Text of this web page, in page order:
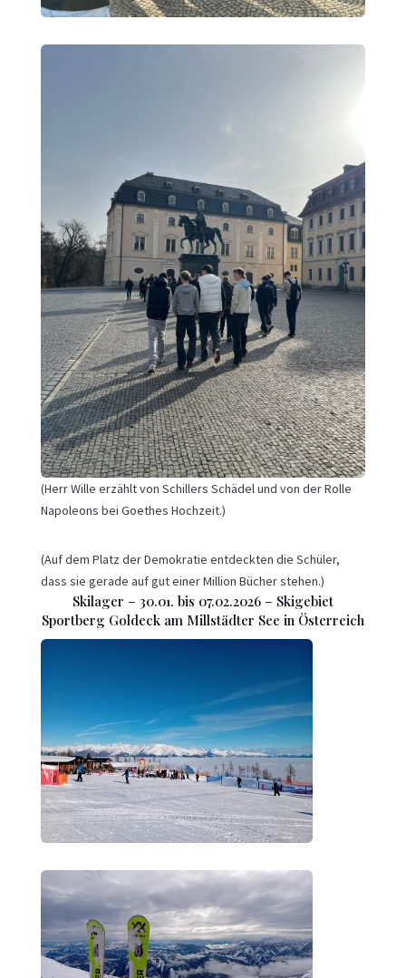
(Herr Wille erzählt von Schillers Schädel und von der Rolle
Napoleons bei Goethes Hochzeit.)
(Auf dem Platz der Demokratie entdeckten die Schüler,
dass sie gerade auf gut einer Million Bücher stehen.)
Skilager – 30.01. bis 07.02.2026 – Skigebiet
Sportberg Goldeck am Millstädter See in Österreich